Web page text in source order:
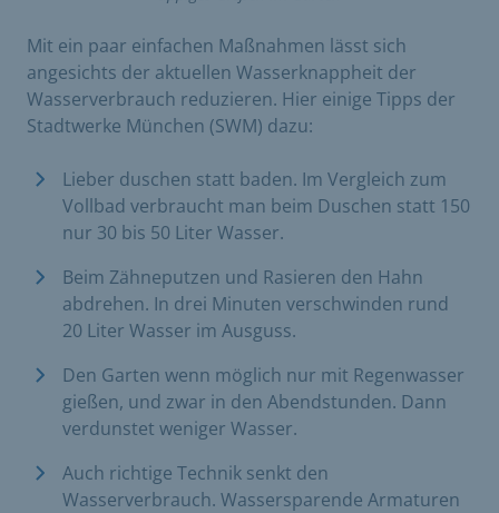
Mit ein paar einfachen Maßnahmen lässt sich
angesichts der aktuellen Wasserknappheit der
Wasserverbrauch reduzieren. Hier einige Tipps der
Stadtwerke München (SWM) dazu:
Lieber duschen statt baden. Im Vergleich zum
Vollbad verbraucht man beim Duschen statt 150
nur 30 bis 50 Liter Wasser.
Beim Zähneputzen und Rasieren den Hahn
abdrehen. In drei Minuten verschwinden rund
20 Liter Wasser im Ausguss.
Den Garten wenn möglich nur mit Regenwasser
gießen, und zwar in den Abendstunden. Dann
verdunstet weniger Wasser.
Auch richtige Technik senkt den
Wasserverbrauch. Wassersparende Armaturen